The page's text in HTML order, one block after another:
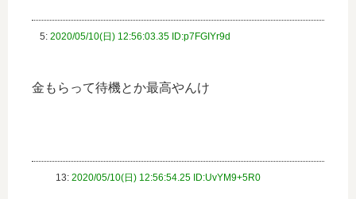
5: 2020/05/10(日) 12:56:03.35 ID:p7FGIYr9d
金もらって待機とか最高やんけ
13: 2020/05/10(日) 12:56:54.25 ID:UvYM9+5R0